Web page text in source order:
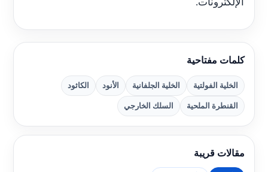
كلمات مفتاحية
الخلية الفولتية الخلية الجلفانية الأنود الكاثود
القنطرة الملحية السلك الخارجي
مقالات قريبة